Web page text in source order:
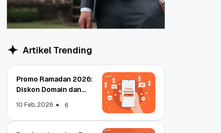
Artikel Trending
Promo Ramadan 2026:
Diskon Domain dan
10 Feb, 2026 6